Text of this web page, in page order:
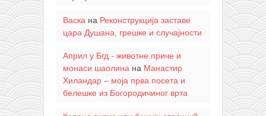
Васка на Реконструкција заставе
цара Душана, грешке и случајности
Април у Бгд - животне приче и
монаси шаолинана Манастир
Хиландар – моја прва посета и
белешке из Богородичиног врта